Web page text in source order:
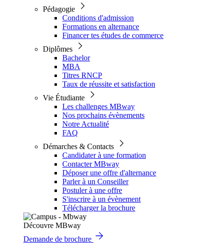
Pédagogie
Conditions d'admission
Formations en alternance
Financer tes études de commerce
Diplômes
Bachelor
MBA
Titres RNCP
Taux de réussite et satisfaction
Vie Étudiante
Les challenges MBway
Nos prochains évènements
Notre Actualité
FAQ
Démarches & Contacts
Candidater à une formation
Contacter MBway
Déposer une offre d'alternance
Parler à un Conseiller
Postuler à une offre
S'inscrire à un évènement
Télécharger la brochure
Découvre MBway
Demande de brochure